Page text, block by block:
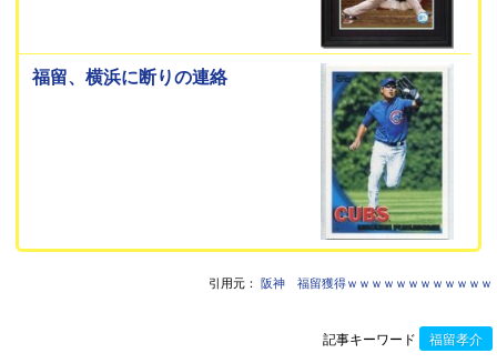
福留、横浜に断りの連絡
引用元： 阪神 福留獲得ｗｗｗｗｗｗｗｗｗｗｗｗ
記事キーワード 福留孝介